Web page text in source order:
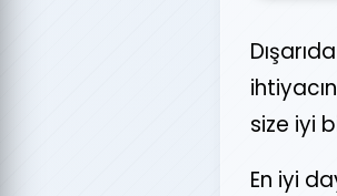
size iyi
En iyi